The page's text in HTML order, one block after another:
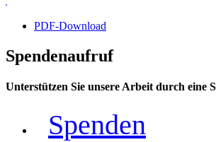
PDF-Download
Spendenaufruf
Unterstützen Sie unsere Arbeit durch eine
Spenden